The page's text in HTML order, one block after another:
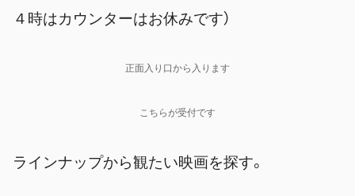
４時はカウンターはお休みです）
正面入り口から入ります
こちらが受付です
ラインナップから観たい映画を探す。